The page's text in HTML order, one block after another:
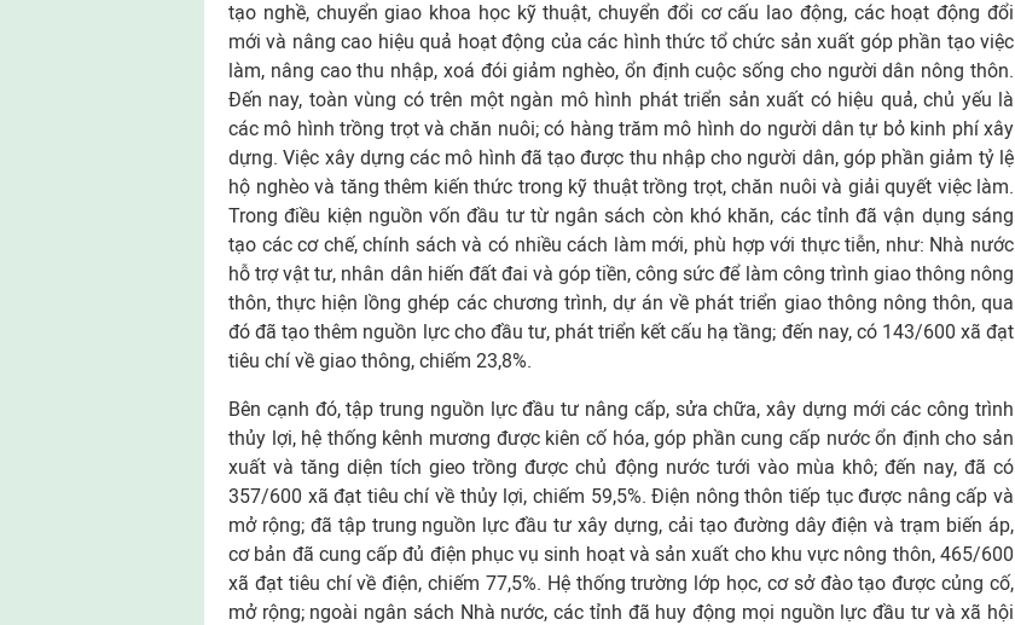
tạo nghề, chuyển giao khoa học kỹ thuật, chuyển đổi cơ cấu lao động, các hoạt động đổi
mới và nâng cao hiệu quả hoạt động của các hình thức tổ chức sản xuất góp phần tạo việc
làm, nâng cao thu nhập, xoá đói giảm nghèo, ổn định cuộc sống cho người dân nông thôn.
Đến nay, toàn vùng có trên một ngàn mô hình phát triển sản xuất có hiệu quả, chủ yếu là
các mô hình trồng trọt và chăn nuôi; có hàng trăm mô hình do người dân tự bỏ kinh phí xây
dựng. Việc xây dựng các mô hình đã tạo được thu nhập cho người dân, góp phần giảm tỷ lệ
hộ nghèo và tăng thêm kiến thức trong kỹ thuật trồng trọt, chăn nuôi và giải quyết việc làm.
Trong điều kiện nguồn vốn đầu tư từ ngân sách còn khó khăn, các tỉnh đã vận dụng sáng
tạo các cơ chế, chính sách và có nhiều cách làm mới, phù hợp với thực tiễn, như: Nhà nước
hỗ trợ vật tư, nhân dân hiến đất đai và góp tiền, công sức để làm công trình giao thông nông
thôn, thực hiện lồng ghép các chương trình, dự án về phát triển giao thông nông thôn, qua
đó đã tạo thêm nguồn lực cho đầu tư, phát triển kết cấu hạ tầng; đến nay, có 143/600 xã đạt
tiêu chí về giao thông, chiếm 23,8%.
Bên cạnh đó, tập trung nguồn lực đầu tư nâng cấp, sửa chữa, xây dựng mới các công trình
thủy lợi, hệ thống kênh mương được kiên cố hóa, góp phần cung cấp nước ổn định cho sản
xuất và tăng diện tích gieo trồng được chủ động nước tưới vào mùa khô; đến nay, đã có
357/600 xã đạt tiêu chí về thủy lợi, chiếm 59,5%. Điện nông thôn tiếp tục được nâng cấp và
mở rộng; đã tập trung nguồn lực đầu tư xây dựng, cải tạo đường dây điện và trạm biến áp,
cơ bản đã cung cấp đủ điện phục vụ sinh hoạt và sản xuất cho khu vực nông thôn, 465/600
xã đạt tiêu chí về điện, chiếm 77,5%. Hệ thống trường lớp học, cơ sở đào tạo được củng cố,
mở rộng; ngoài ngân sách Nhà nước, các tỉnh đã huy động mọi nguồn lực đầu tư và xã hội